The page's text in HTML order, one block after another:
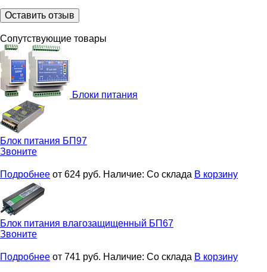
Оставить отзыв
Сопутствующие товары
Блоки питания
Блок питания БП97
Звоните
Подробнее от 624 руб. Наличие: Со склада В корзину
Блок питания влагозащищенный БП67
Звоните
Подробнее от 741 руб. Наличие: Со склада В корзину